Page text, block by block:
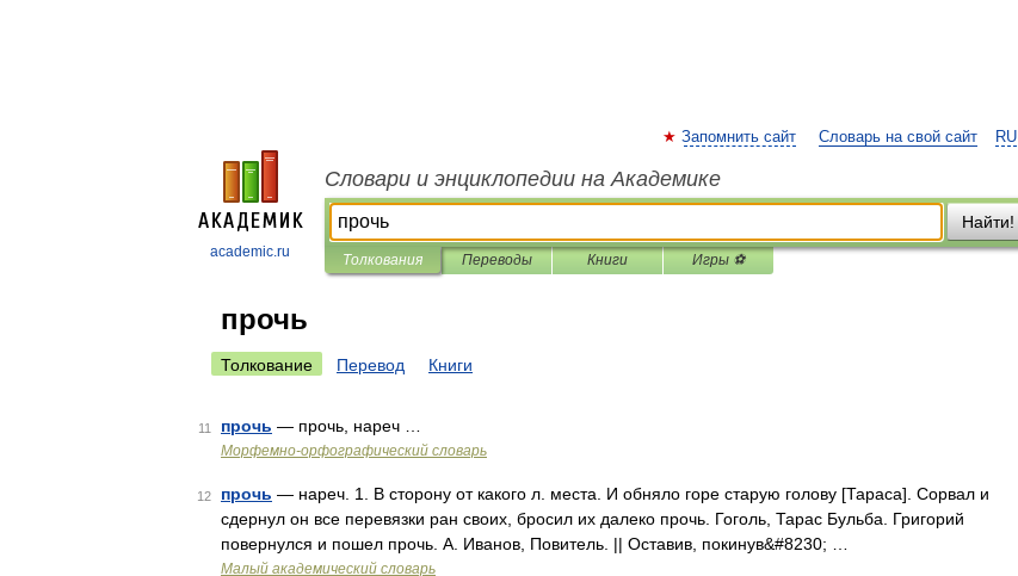
academic.ru
RU
Запомнить сайт Словарь на свой сайт
Словари и энциклопедии на Академике
Найти!
Толкования Переводы Книги Игры ⚽
прочь
Толкование Перевод Книги
11 прочь — прочь, нареч …
Морфемно-орфографический словарь
12 прочь — нареч. 1. В сторону от какого л. места. И обняло горе старую голову [Тараса]. Сорвал и
сдернул он все перевязки ран своих, бросил их далеко прочь. Гоголь, Тарас Бульба. Григорий
повернулся и пошел прочь. А. Иванов, Повитель. || Оставив, покинув&#8230; …
Малый академический словарь